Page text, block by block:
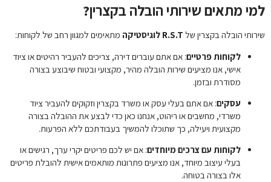
למי מתאים שירותי הובלה בקצרין?
שירותי הובלה בקצרין של R.S.T לוגיסטיקה
מתאימים למגוון רחב של לקוחות:
לקוחות פרטיים: אם אתם עוברים דירה, צריכים להעביר רהיטים או ציוד
אישי, אנו מציעים שירות הובלה מהיר, מקצועי ובטוח שיבוצע בצורה
מסודרת ובזמן.
עסקים: אם אתם בעלי עסק או משרד בקצרין וזקוקים להעביר ציוד
משרדי, מחשבים או ריהוט, אנחנו כאן כדי לבצע את ההובלה בצורה
מקצועית ויעילה, כך שתוכלו להמשיך בעבודתכם ללא הפרעות.
לקוחות עם צרכים מיוחדים: אם יש לכם פריטים יקרי ערך, רגישים או
בעלי עיצוב מיוחד, אנו מציעים פתרונות מותאמים אישית להובלת פריטים
אלו בצורה בטוחה.